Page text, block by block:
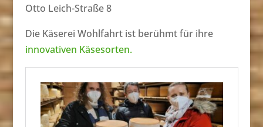
Otto Leich-Straße 8
Die Käserei Wohlfahrt ist berühmt für ihre
innovativen Käsesorten.